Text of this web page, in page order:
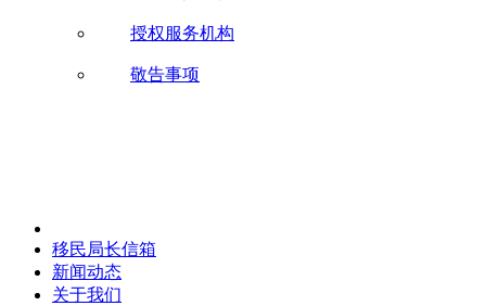
授权服务机构
敬告事项
移民局长信箱
新闻动态
关于我们